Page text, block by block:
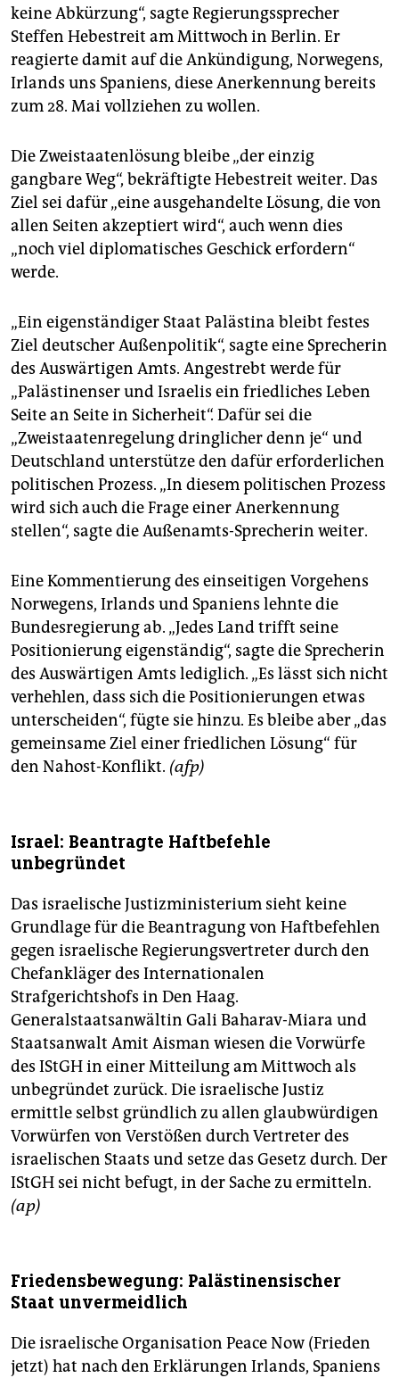
keine Abkürzung“, sagte Regierungssprecher
Steffen Hebestreit am Mittwoch in Berlin. Er
reagierte damit auf die Ankündigung, Norwegens,
Irlands uns Spaniens, diese Anerkennung bereits
zum 28. Mai vollziehen zu wollen.
Die Zweistaatenlösung bleibe „der einzig
gangbare Weg“, bekräftigte Hebestreit weiter. Das
Ziel sei dafür „eine ausgehandelte Lösung, die von
allen Seiten akzeptiert wird“, auch wenn dies
„noch viel diplomatisches Geschick erfordern“
werde.
„Ein eigenständiger Staat Palästina bleibt festes
Ziel deutscher Außenpolitik“, sagte eine Sprecherin
des Auswärtigen Amts. Angestrebt werde für
„Palästinenser und Israelis ein friedliches Leben
Seite an Seite in Sicherheit“. Dafür sei die
„Zweistaatenregelung dringlicher denn je“ und
Deutschland unterstütze den dafür erforderlichen
politischen Prozess. „In diesem politischen Prozess
wird sich auch die Frage einer Anerkennung
stellen“, sagte die Außenamts-Sprecherin weiter.
Eine Kommentierung des einseitigen Vorgehens
Norwegens, Irlands und Spaniens lehnte die
Bundesregierung ab. „Jedes Land trifft seine
Positionierung eigenständig“, sagte die Sprecherin
des Auswärtigen Amts lediglich. „Es lässt sich nicht
verhehlen, dass sich die Positionierungen etwas
unterscheiden“, fügte sie hinzu. Es bleibe aber „das
gemeinsame Ziel einer friedlichen Lösung“ für
den Nahost-Konflikt. (afp)
Israel: Beantragte Haftbefehle
unbegründet
Das israelische Justizministerium sieht keine
Grundlage für die Beantragung von Haftbefehlen
gegen israelische Regierungsvertreter durch den
Chefankläger des Internationalen
Strafgerichtshofs in Den Haag.
Generalstaatsanwältin Gali Baharav-Miara und
Staatsanwalt Amit Aisman wiesen die Vorwürfe
des IStGH in einer Mitteilung am Mittwoch als
unbegründet zurück. Die israelische Justiz
ermittle selbst gründlich zu allen glaubwürdigen
Vorwürfen von Verstößen durch Vertreter des
israelischen Staats und setze das Gesetz durch. Der
IStGH sei nicht befugt, in der Sache zu ermitteln.
(ap)
Friedensbewegung: Palästinensischer
Staat unvermeidlich
Die israelische Organisation Peace Now (Frieden
jetzt) hat nach den Erklärungen Irlands, Spaniens